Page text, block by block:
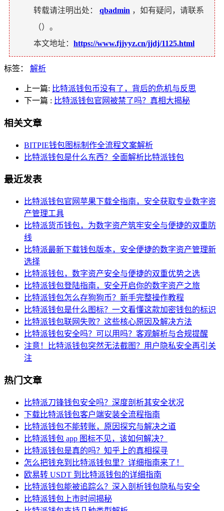
转载请注明出处： qbadmin ，如有疑问，请联系
（）。
本文地址： https://www.fjjyyz.cn/jjdj/1125.html
标签： 解析
上一篇: 比特派钱包币没有了，背后的危机与反思
下一篇 : 比特派钱包官网被禁了吗？真相大揭秘
相关文章
BITPIE钱包图标制作全流程文案解析
比特派钱包是什么东西？全面解析比特派钱包
最近发表
比特派钱包官网苹果下载全指南，安全获取专业数字资
产管理工具
比特派货币钱包，为数字资产筑牢安全与便捷的双重防
线
比特派最新下载钱包版本，安全便捷的数字资产管理新
选择
比特派钱包，数字资产安全与便捷的双重优势之选
比特派钱包登陆指南，安全开启你的数字资产之旅
比特派钱包怎么存狗狗币？新手完整操作教程
比特派钱包是什么图标？一文看懂这款加密钱包的标识
比特派钱包联网失败？这些核心原因及解决方法
比特派钱包安全吗？可以用吗？客观解析与合规提醒
注意！比特派钱包突然无法截图？用户隐私安全再引关
注
热门文章
比特派刀锋钱包安全吗？深度剖析其安全状况
下载比特派钱包客户端安装全流程指南
比特派钱包不能转账，原因探究与解决之道
比特派钱包 app 图标不见，该如何解决？
比特派钱包是真的吗？知乎上的真相探寻
怎么把钱充到比特派钱包里？详细指南来了！
欧易转 USDT 到比特派钱包的详细指南
比特派钱包能被追踪么？深入剖析钱包隐私与安全
比特派钱包上市时间揭秘